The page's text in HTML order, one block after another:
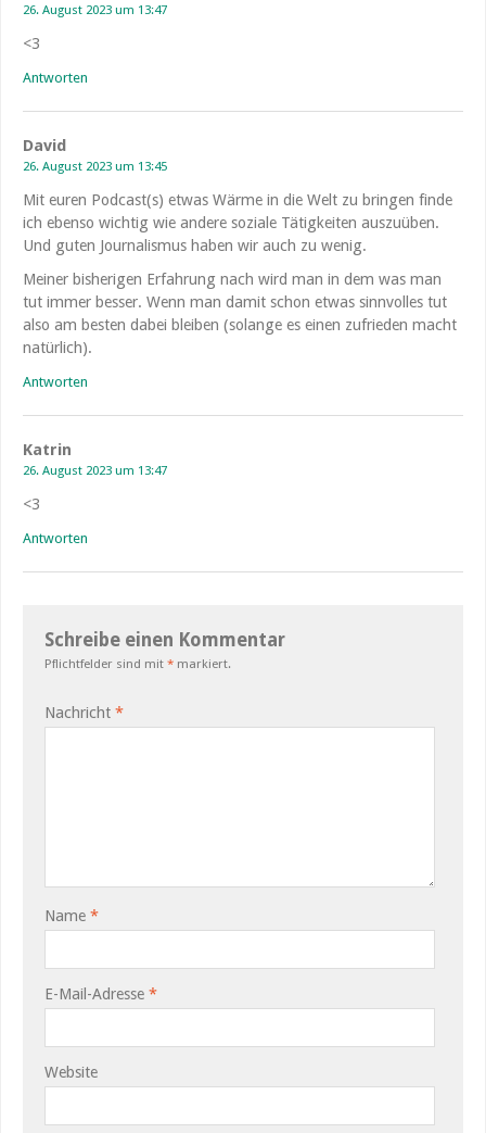
26. August 2023 um 13:47
<3
Antworten
David
26. August 2023 um 13:45
Mit euren Podcast(s) etwas Wärme in die Welt zu bringen finde
ich ebenso wichtig wie andere soziale Tätigkeiten auszuüben.
Und guten Journalismus haben wir auch zu wenig.
Meiner bisherigen Erfahrung nach wird man in dem was man
tut immer besser. Wenn man damit schon etwas sinnvolles tut
also am besten dabei bleiben (solange es einen zufrieden macht
natürlich).
Antworten
Katrin
26. August 2023 um 13:47
<3
Antworten
Schreibe einen Kommentar
Pflichtfelder sind mit * markiert.
Nachricht *
Name *
E-Mail-Adresse *
Website